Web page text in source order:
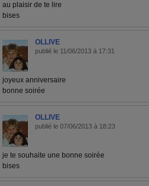
au plaisir de te lire
bises
OLLIVE
publié le 11/06/2013 à 17:31
joyeux anniversaire
bonne soirée
OLLIVE
publié le 07/06/2013 à 18:23
je te souhaite une bonne soirée
bises